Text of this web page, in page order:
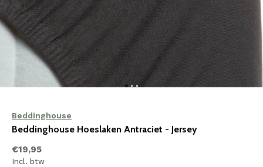
Beddinghouse
Beddinghouse Hoeslaken Antraciet - Jersey
€19,95
Incl. btw